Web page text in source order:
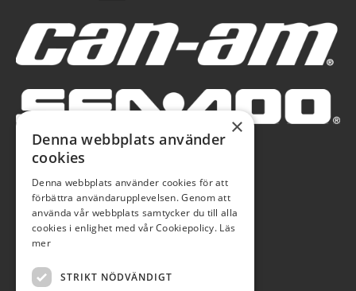
×
Denna webbplats använder
cookies
Denna webbplats använder cookies för att
förbättra användarupplevelsen. Genom att
använda vår webbplats samtycker du till alla
cookies i enlighet med vår Cookiepolicy. Läs
mer
STRIKT NÖDVÄNDIGT